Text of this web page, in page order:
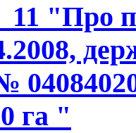
"Про
га "